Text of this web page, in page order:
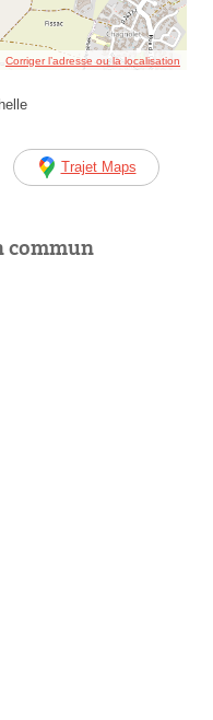
Corriger l’adresse ou la localisation
Trajet Maps
commun